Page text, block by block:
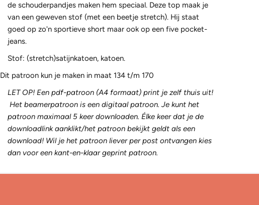
de schouderpandjes maken hem speciaal. Deze top maak je
van een geweven stof (met een beetje stretch). Hij staat
goed op zo'n sportieve short maar ook op een five pocket-
jeans.
Stof: (stretch)satijnkatoen, katoen.
Dit patroon kun je maken in maat 134 t/m 170
LET OP! Een pdf-patroon (A4 formaat) print je zelf thuis uit!
Het beamerpatroon is een digitaal patroon. Je kunt het
patroon maximaal 5 keer downloaden. Élke keer dat je de
downloadlink aanklikt/het patroon bekijkt geldt als een
download! Wil je het patroon liever per post ontvangen kies
dan voor een kant-en-klaar geprint patroon.